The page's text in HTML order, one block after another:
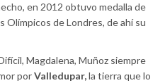
en 2012 obtuvo medalla de
Olímpicos de Londres, de ahí su
Magdalena, Muñoz siempre
porValledupar,la tierra que lo